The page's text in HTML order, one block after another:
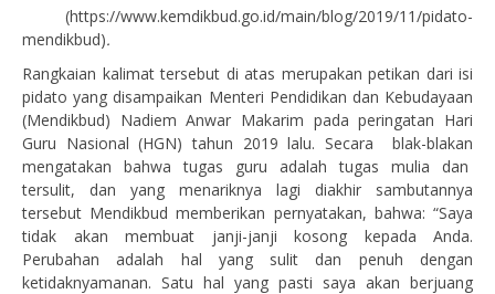
(https://www.kemdikbud.go.id/main/blog/2019/11/pidato-
mendikbud).
Rangkaian kalimat tersebut di atas merupakan petikan dari isi
pidato yang disampaikan Menteri Pendidikan dan Kebudayaan
(Mendikbud) Nadiem Anwar Makarim pada peringatan Hari
Guru Nasional (HGN) tahun 2019 lalu. Secara blak-blakan
mengatakan bahwa tugas guru adalah tugas mulia dan
tersulit, dan yang menariknya lagi diakhir sambutannya
tersebut Mendikbud memberikan pernyatakan, bahwa: “Saya
tidak akan membuat janji-janji kosong kepada Anda.
Perubahan adalah hal yang sulit dan penuh dengan
ketidaknyamanan. Satu hal yang pasti saya akan berjuang